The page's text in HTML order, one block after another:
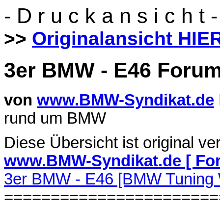
- D r u c k a n s i c h t -
>> Originalansicht
3er BMW - E46
von www.BMW-Syndikat.de
rund um BMW
Diese Übersicht ist original
www.BMW-Syndikat.de [
3er BMW - E46 [BMW